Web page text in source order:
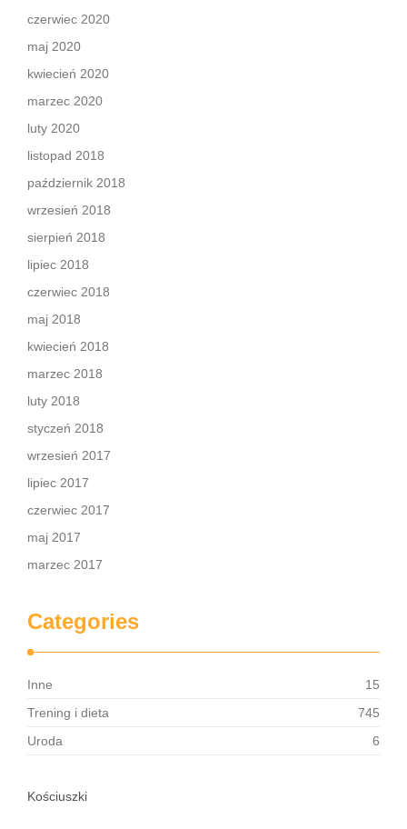
czerwiec 2020
maj 2020
kwiecień 2020
marzec 2020
luty 2020
listopad 2018
październik 2018
wrzesień 2018
sierpień 2018
lipiec 2018
czerwiec 2018
maj 2018
kwiecień 2018
marzec 2018
luty 2018
styczeń 2018
wrzesień 2017
lipiec 2017
czerwiec 2017
maj 2017
marzec 2017
Categories
Inne
15
Trening i dieta
745
Uroda
6
Kościuszki